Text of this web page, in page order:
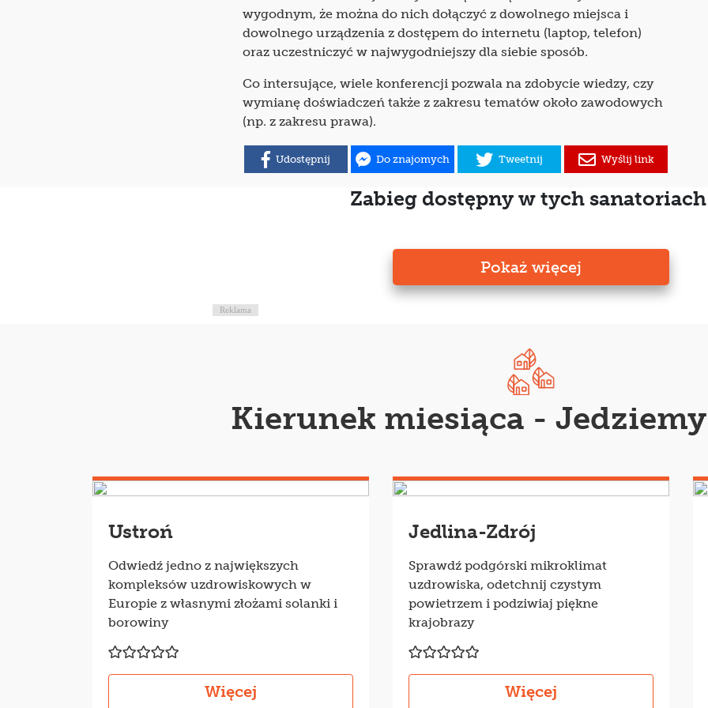
wygodnym, że można do nich dołączyć z dowolnego miejsca i
dowolnego urządzenia z dostępem do internetu (laptop, telefon)
oraz uczestniczyć w najwygodniejszy dla siebie sposób.
Co intersujące, wiele konferencji pozwala na zdobycie wiedzy, czy
wymianę doświadczeń także z zakresu tematów około zawodowych
(np. z zakresu prawa).
Udostępnij Do znajomych Tweetnij Wyślij link
Zabieg dostępny w tych
Pokaż więcej
Reklama
Kierunek miesiąca -
Ustroń
Odwiedź jedno z największych
kompleksów uzdrowiskowych w
Europie z własnymi złożami solanki i
borowiny
Więcej
Jedlina-Zdrój
Sprawdź podgórski mikroklimat
uzdrowiska, odetchnij czystym
powietrzem i podziwiaj piękne
krajobrazy
Więcej